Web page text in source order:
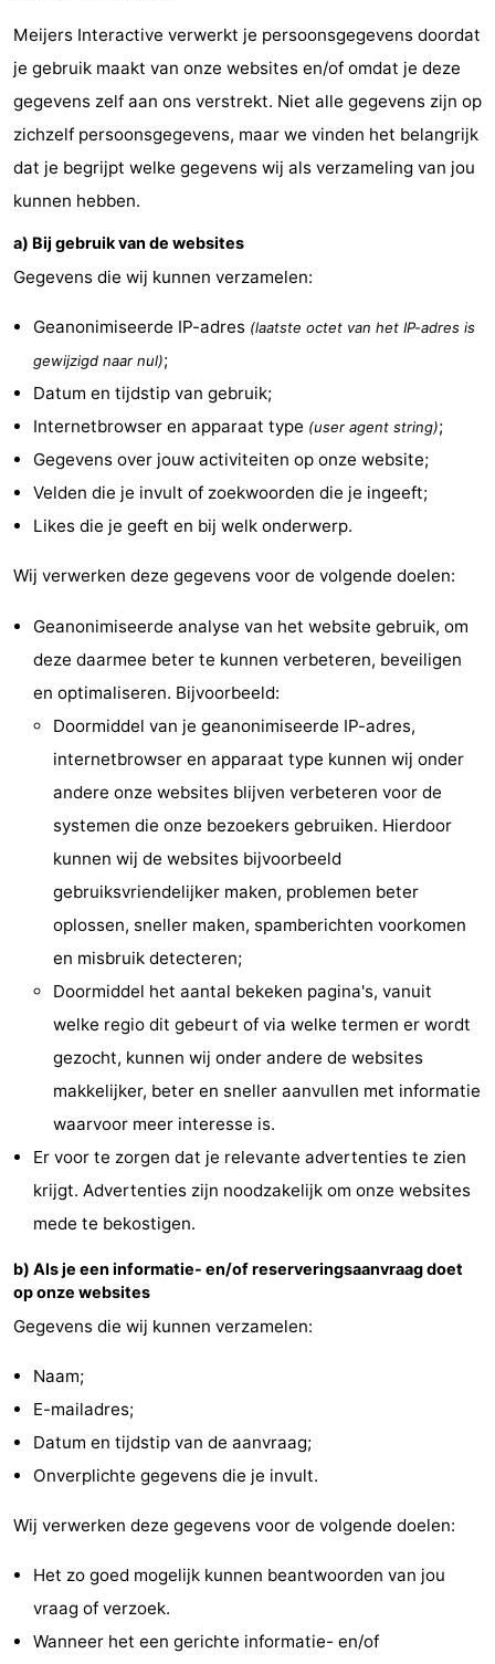
en
drinken
Evenementen
Praktisch
Forum
Route
Nieuws
adressen
Regio
Schoorlse
Duinen
Bergen
aan
Bergen
Alkmaar
Egmond
Noordhollands
duinreservaat
Natuur
Zuid-
Kennermerland
Amsterdam
Haarlem
Zandvoort
Zuid-
Holland
Leiden
Bollenstreek
Hollands
Noordwijk
-
Scheveningen
-
Den
Contact
Meijers Interactive verwerkt je persoonsgegevens doordat
je gebruik maakt van onze websites en/of omdat je deze
gegevens zelf aan ons verstrekt. Niet alle gegevens zijn op
zichzelf persoonsgegevens, maar we vinden het belangrijk
dat je begrijpt welke gegevens wij als verzameling van jou
kunnen hebben.
a) Bij gebruik van de websites
Gegevens die wij kunnen verzamelen:
Geanonimiseerde IP-adres (laatste octet van het IP-adres is
gewijzigd naar nul);
Datum en tijdstip van gebruik;
Internetbrowser en apparaat type (user agent string);
Gegevens over jouw activiteiten op onze website;
Velden die je invult of zoekwoorden die je ingeeft;
Likes die je geeft en bij welk onderwerp.
Wij verwerken deze gegevens voor de volgende doelen:
Geanonimiseerde analyse van het website gebruik, om
deze daarmee beter te kunnen verbeteren, beveiligen
en optimaliseren. Bijvoorbeeld:
Doormiddel van je geanonimiseerde IP-adres,
internetbrowser en apparaat type kunnen wij onder
andere onze websites blijven verbeteren voor de
systemen die onze bezoekers gebruiken. Hierdoor
kunnen wij de websites bijvoorbeeld
gebruiksvriendelijker maken, problemen beter
oplossen, sneller maken, spamberichten voorkomen
en misbruik detecteren;
Doormiddel het aantal bekeken pagina's, vanuit
welke regio dit gebeurt of via welke termen er wordt
gezocht, kunnen wij onder andere de websites
makkelijker, beter en sneller aanvullen met informatie
waarvoor meer interesse is.
Er voor te zorgen dat je relevante advertenties te zien
krijgt. Advertenties zijn noodzakelijk om onze websites
mede te bekostigen.
b) Als je een informatie- en/of reserveringsaanvraag doet
op onze websites
Gegevens die wij kunnen verzamelen:
Naam;
E-mailadres;
Datum en tijdstip van de aanvraag;
Onverplichte gegevens die je invult.
Wij verwerken deze gegevens voor de volgende doelen:
Het zo goed mogelijk kunnen beantwoorden van jou
vraag of verzoek.
Wanneer het een gerichte informatie- en/of